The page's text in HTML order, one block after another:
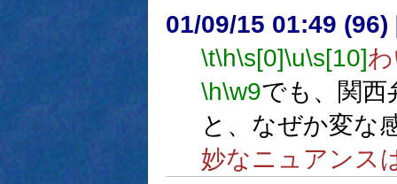
01/09/15 01:49 (96)
\t\h\s[0]\u\s[10]
\h\w9でも、関西
と、なぜか変な
妙なニュアンス